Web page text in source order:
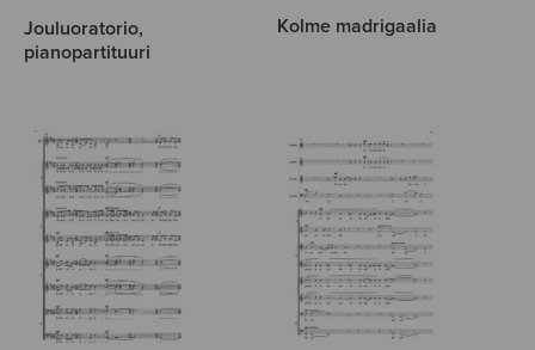
Jouluoratorio,
pianopartituuri
Kolme madrigaalia